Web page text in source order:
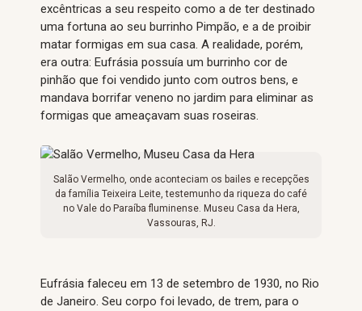
excêntricas a seu respeito como a de ter destinado
uma fortuna ao seu burrinho Pimpão, e a de proibir
matar formigas em sua casa. A realidade, porém,
era outra: Eufrásia possuía um burrinho cor de
pinhão que foi vendido junto com outros bens, e
mandava borrifar veneno no jardim para eliminar as
formigas que ameaçavam suas roseiras.
Salão Vermelho, onde aconteciam os bailes e recepções
da família Teixeira Leite, testemunho da riqueza do café
no Vale do Paraíba fluminense. Museu Casa da Hera,
Vassouras, RJ.
Eufrásia faleceu em 13 de setembro de 1930, no Rio
de Janeiro. Seu corpo foi levado, de trem, para o